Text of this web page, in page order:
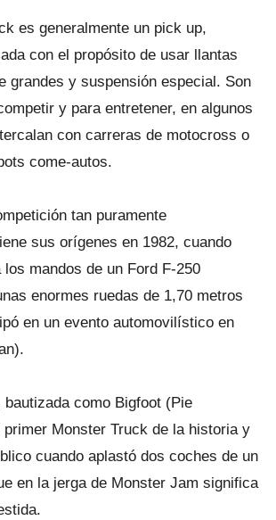
es generalmente un pick up,
con el propósito de usar llantas
grandes y suspensión especial. Son
y para entretener, en algunos
con carreras de motocross o
come-autos.
tan puramente
sus orígenes en 1982, cuando
los mandos de un Ford F-250
enormes ruedas de 1,70 metros
en un evento automovilístico en
como Bigfoot (Pie
Monster Truck de la historia y
cuando aplastó dos coches de un
en la jerga de Monster Jam significa